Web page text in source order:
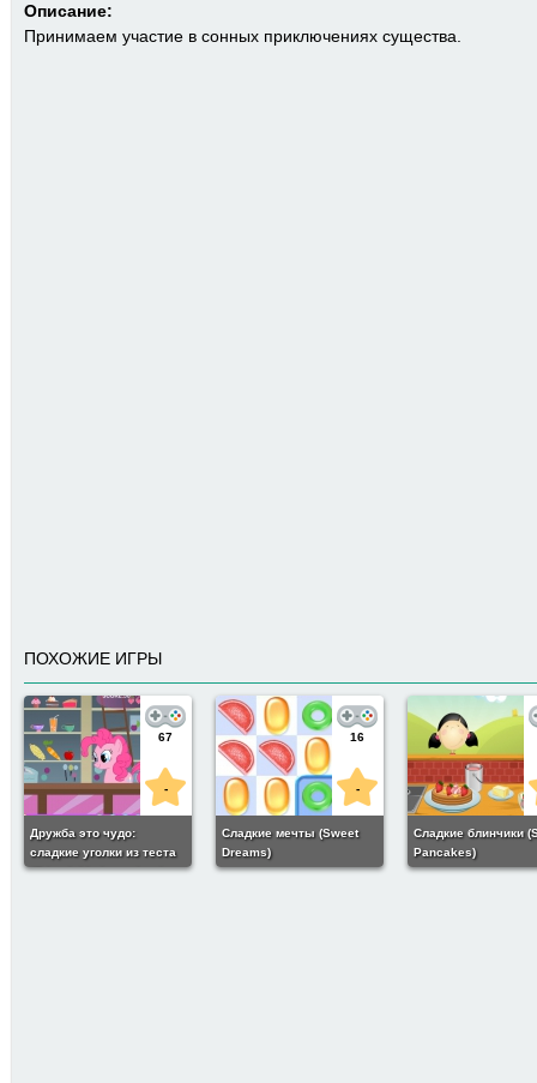
Описание:
Принимаем участие в сонных приключениях существа.
ПОХОЖИЕ ИГРЫ
67
-
Дружба это чудо:
сладкие уголки из теста
(Friendship is a miracle:
16
-
Сладкие мечты (Sweet
Dreams)
Сладкие блинчики
Pancakes)